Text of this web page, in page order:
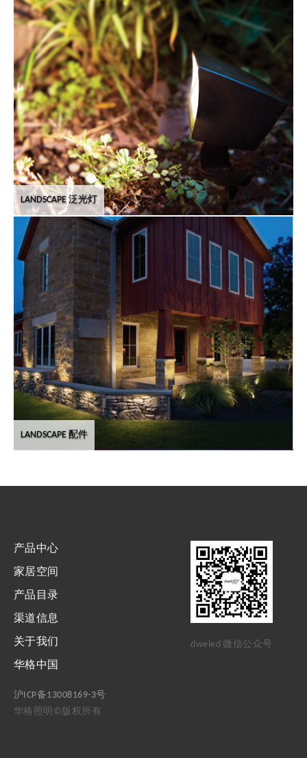
LANDSCAPE 泛光灯
LANDSCAPE 配件
产品中心
家居空间
产品目录
渠道信息
关于我们
华格中国
沪ICP备13008169-3号
华格照明©版权所有
dweled 微信公众号